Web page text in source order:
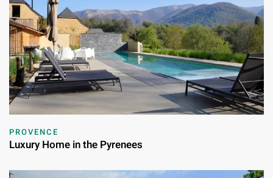
PROVENCE
Luxury Home in the Pyrenees